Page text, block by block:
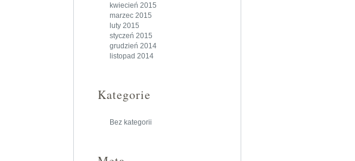
kwiecień 2015
marzec 2015
luty 2015
styczeń 2015
grudzień 2014
listopad 2014
Kategorie
Bez kategorii